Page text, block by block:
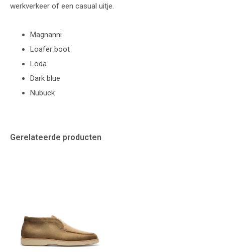
werkverkeer of een casual uitje.
Magnanni
Loafer boot
Loda
Dark blue
Nubuck
Gerelateerde producten